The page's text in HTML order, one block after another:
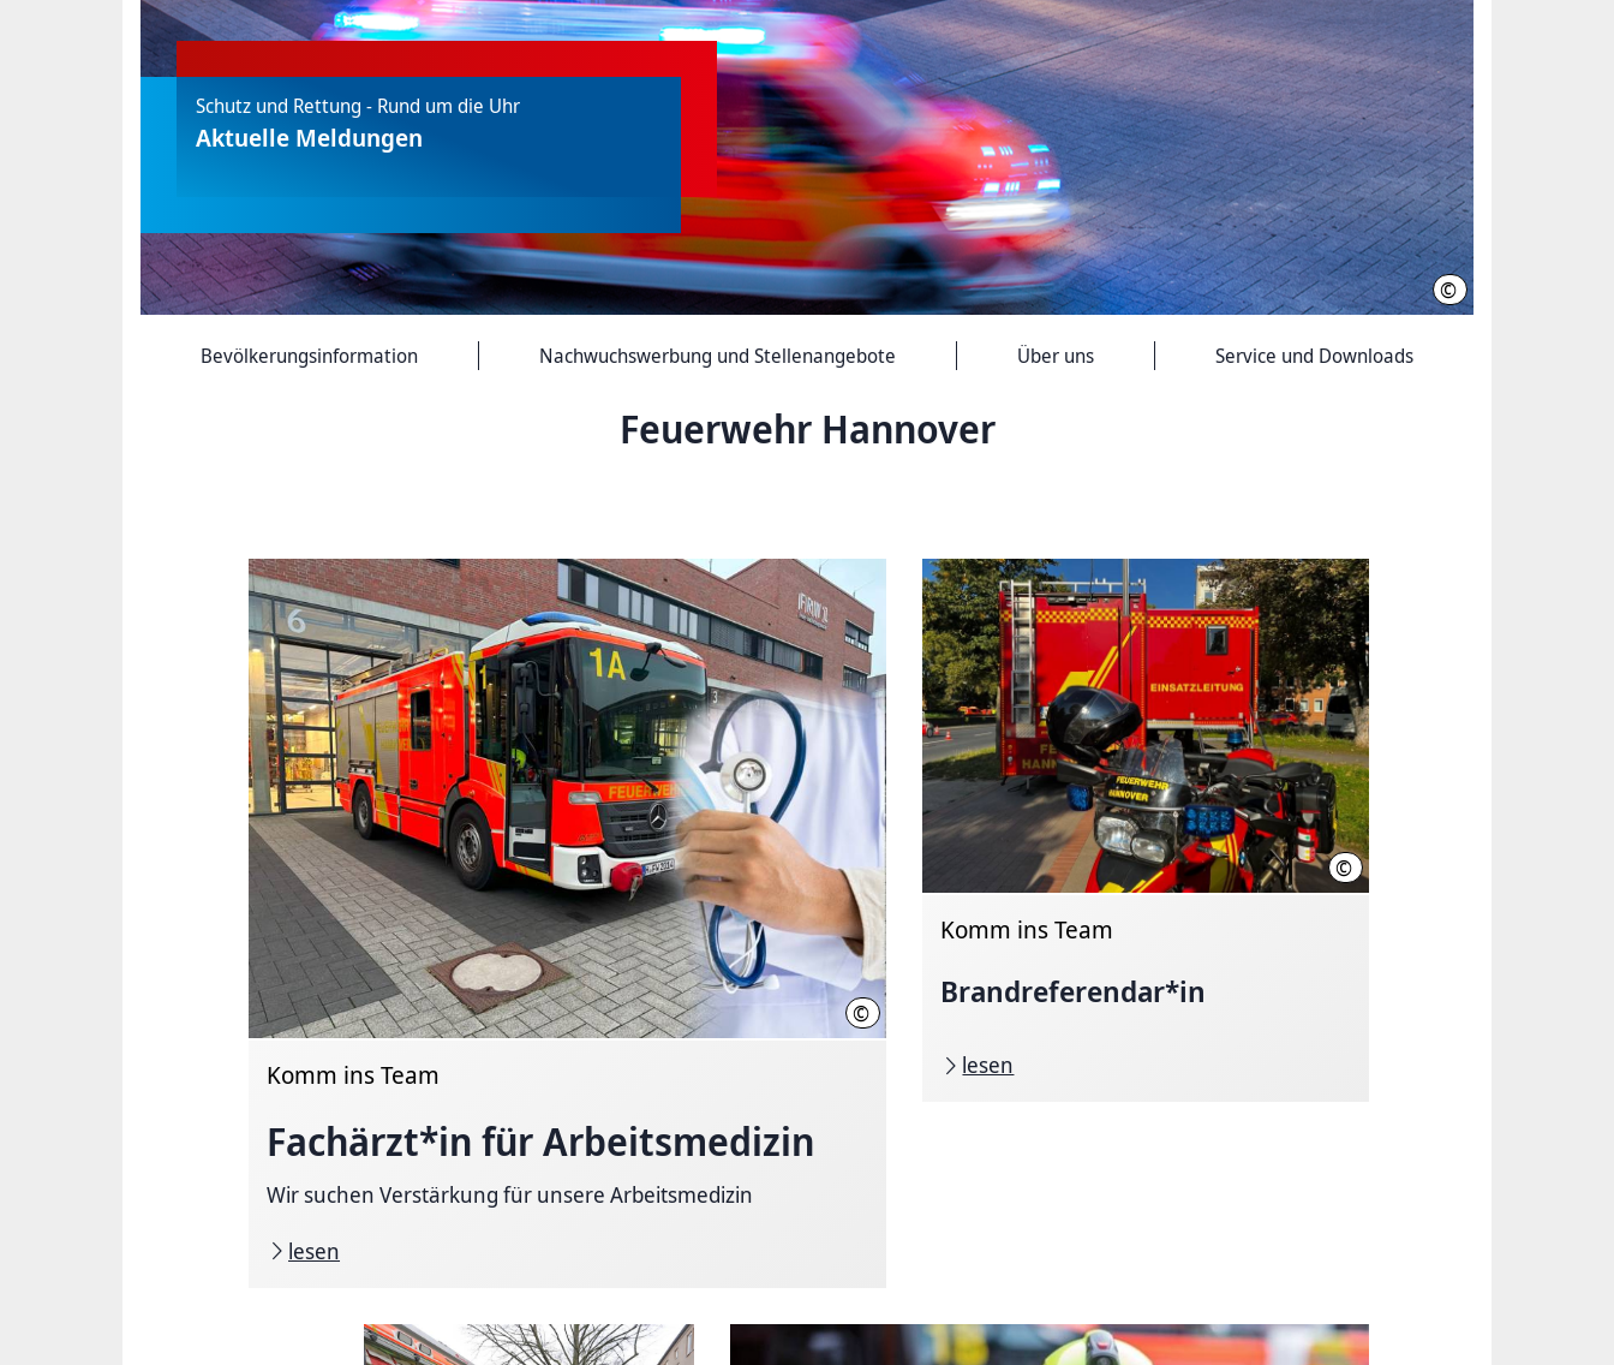
© Feuerwehr Hannover
Schutz und Rettung - Rund um die Uhr
Aktuelle Meldungen
Bevölkerungs­information Nachwuchs­werbung und Stellen­angebote Über uns Service und Downloads
Feuerwehr Hannover
© Feuerwehr Hannover
Komm ins Team
Fachärzt*in für Arbeitsmedizin
Wir suchen Verstärkung für unsere Arbeitsmedizin
lesen
© Feuerwehr Hannover
Komm ins Team
Brandreferendar*in
lesen